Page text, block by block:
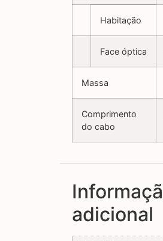
Habitação
Face óptica
Massa
Comprimento
do cabo
adicional